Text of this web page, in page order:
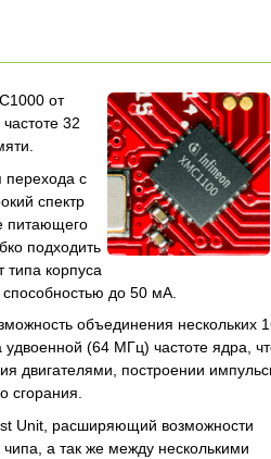
от
32
перехода с
спектр
питающего
подходить
типа корпуса
до 50 мА.
объединения нескольких
(64 МГц) частоте ядра,
двигателями, построении
сгорания.
Unit, расширяющий возможности
а так же между несколькими